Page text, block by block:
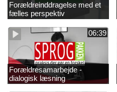
Forældreinddragelse med et
fælles perspektiv
06:39
Forældresamarbejde -
dialogisk læsning